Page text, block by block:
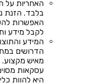
האחריות על
בלבד. הזנת
האפשרות
לקבל מידע
המידע
הדרושים
מאיש מקצוע.
עסקאות
היא להוות